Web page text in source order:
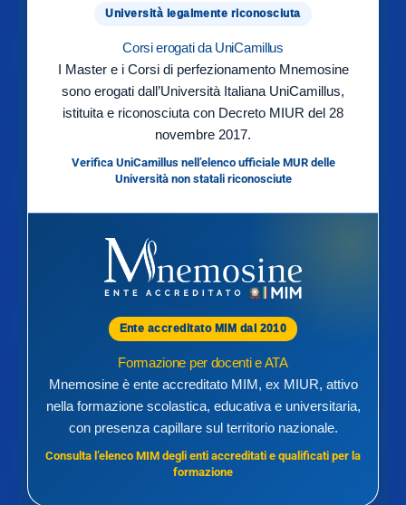
Università legalmente riconosciuta
Corsi erogati da UniCamillus
I Master e i Corsi di perfezionamento Mnemosine
sono erogati dall’Università Italiana UniCamillus,
istituita e riconosciuta con Decreto MIUR del 28
novembre 2017.
Verifica UniCamillus nell’elenco ufficiale MUR delle
Università non statali riconosciute
Ente accreditato MIM dal 2010
Formazione per docenti e ATA
Mnemosine è ente accreditato MIM, ex MIUR, attivo
nella formazione scolastica, educativa e universitaria,
con presenza capillare sul territorio nazionale.
Consulta l’elenco MIM degli enti accreditati e qualificati per la
formazione